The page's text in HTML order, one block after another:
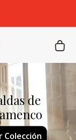
Castañuelas
Comprar ahora